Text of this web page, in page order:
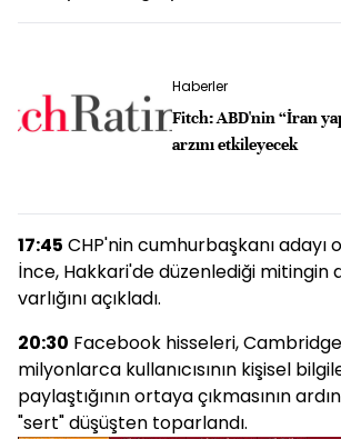
Haberler
Fitch: ABD'nin “İran
arzını etkileyecek
17:45 CHP'nin cumhurbaşkanı adayı
İnce, Hakkari'de düzenlediği mitingin
varlığını açıkladı.
20:30 Facebook hisseleri,
milyonlarca kullanıcısının kişisel
paylaştığının ortaya çıkmasının
"sert" düşüşten toparlandı.